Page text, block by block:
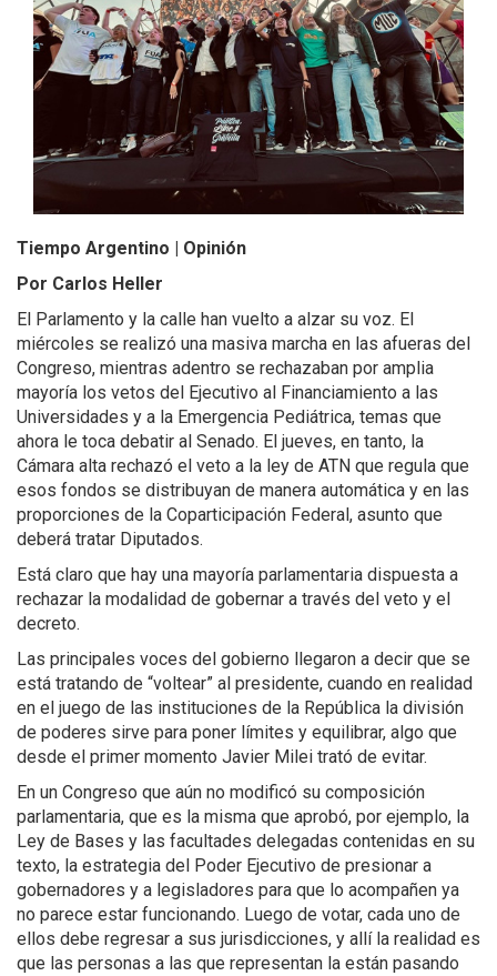
Tiempo Argentino | Opinión
Por Carlos Heller
El Parlamento y la calle han vuelto a alzar su voz. El
miércoles se realizó una masiva marcha en las afueras del
Congreso, mientras adentro se rechazaban por amplia
mayoría los vetos del Ejecutivo al Financiamiento a las
Universidades y a la Emergencia Pediátrica, temas que
ahora le toca debatir al Senado. El jueves, en tanto, la
Cámara alta rechazó el veto a la ley de ATN que regula que
esos fondos se distribuyan de manera automática y en las
proporciones de la Coparticipación Federal, asunto que
deberá tratar Diputados.
Está claro que hay una mayoría parlamentaria dispuesta a
rechazar la modalidad de gobernar a través del veto y el
decreto.
Las principales voces del gobierno llegaron a decir que se
está tratando de “voltear” al presidente, cuando en realidad
en el juego de las instituciones de la República la división
de poderes sirve para poner límites y equilibrar, algo que
desde el primer momento Javier Milei trató de evitar.
En un Congreso que aún no modificó su composición
parlamentaria, que es la misma que aprobó, por ejemplo, la
Ley de Bases y las facultades delegadas contenidas en su
texto, la estrategia del Poder Ejecutivo de presionar a
gobernadores y a legisladores para que lo acompañen ya
no parece estar funcionando. Luego de votar, cada uno de
ellos debe regresar a sus jurisdicciones, y allí la realidad es
que las personas a las que representan la están pasando